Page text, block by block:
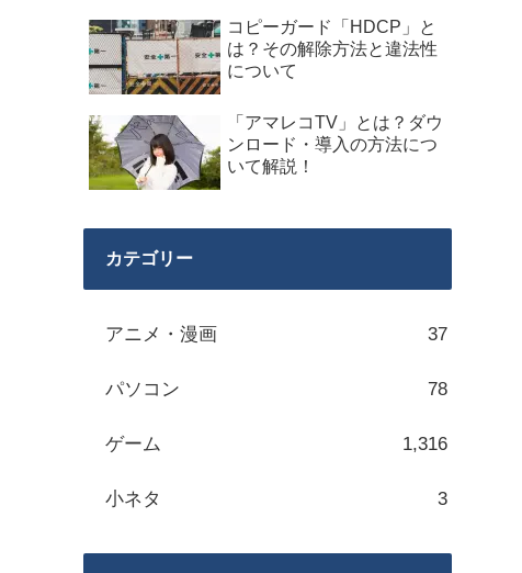
コピーガード「HDCP」と
は？その解除方法と違法性
について
「アマレコTV」とは？ダウ
ンロード・導入の方法につ
いて解説！
カテゴリー
アニメ・漫画 37
パソコン 78
ゲーム 1,316
小ネタ 3